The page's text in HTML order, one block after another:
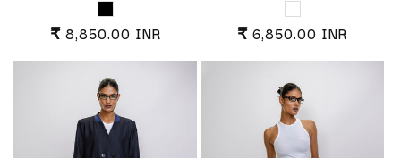
Black
السعر العادي
₹ 8,850.00 INR
White
السعر العادي
₹ 6,850.00 INR